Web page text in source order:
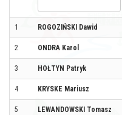
1 ROGOZIŃSKI Dawid
2 ONDRA Karol
3 HOŁTYN Patryk
4 KRYSKE Mariusz
5 LEWANDOWSKI Tomasz